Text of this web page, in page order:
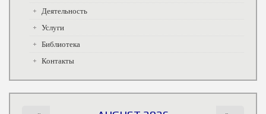
Деятельность
Услуги
Библиотека
Контакты